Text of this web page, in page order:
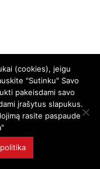
(cookies), jeigu
"Sutinku" Savo
pakeisdami savo
įrašytus slapukus.
rasite paspaude